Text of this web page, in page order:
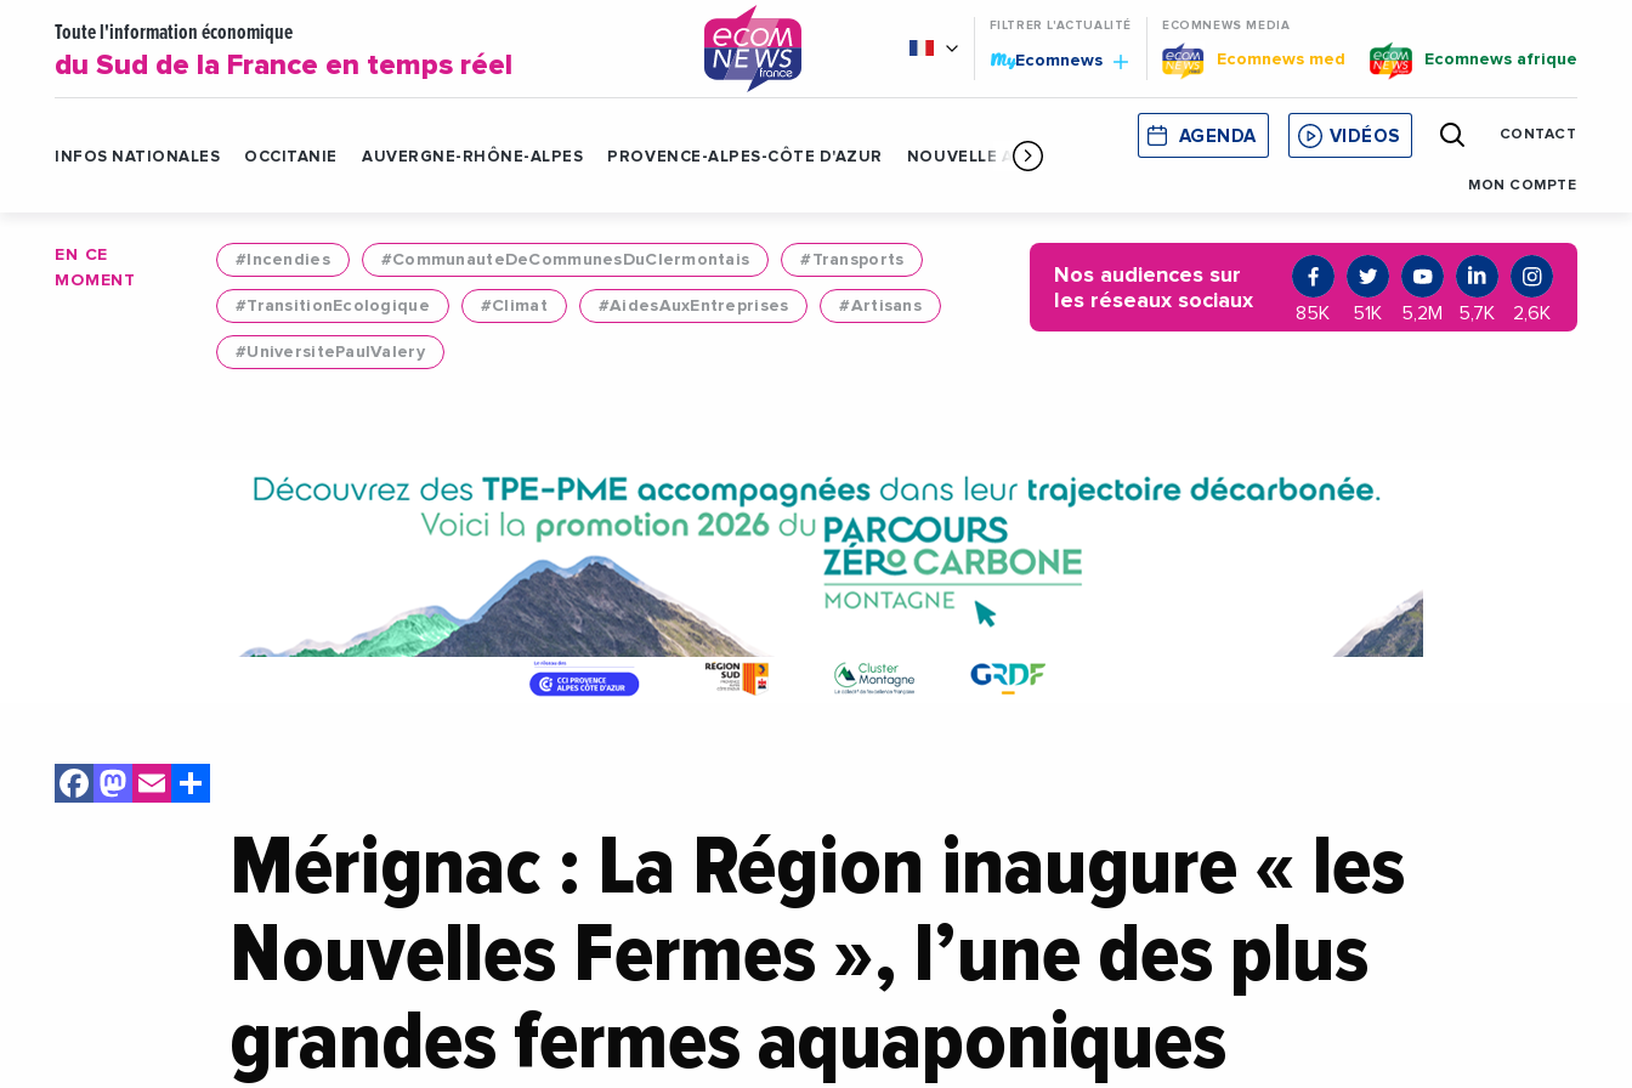
Toute l'information économique
du Sud de la France en temps réel
FILTRER L'ACTUALITÉ
MyEcomnews
ECOMNEWS MEDIA
Ecomnews med Ecomnews afrique
INFOS NATIONALES OCCITANIE AUVERGNE-RHÔNE-ALPES PROVENCE-ALPES-CÔTE D'AZUR NOUVELLE AQUITAINE CORSE MONACO CATALOGNE
AGENDA VIDÉOS CONTACT
MON COMPTE
EN CE
MOMENT
#Incendies #CommunauteDeCommunesDuClermontais #Transports
#TransitionEcologique #Climat #AidesAuxEntreprises #Artisans
#UniversitePaulValery
Nos audiences sur
les réseaux sociaux
85K 51K 5,2M 5,7K 2,6K
Facebook
Mastodon
Email
Mérignac : La Région inaugure « les
Nouvelles Fermes », l’une des plus
grandes fermes aquaponiques